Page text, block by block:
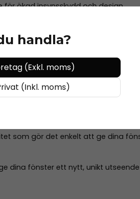
ökad insynsskydd och design.
glaset.
UV-exponering under lång tid.
säljervinylfolie, verktyg och tillbehör
som gör det enkelt att ge dina
dina fönster ett nytt, unikt utseende
handla?
(Exkl. moms)
(Inkl. moms)